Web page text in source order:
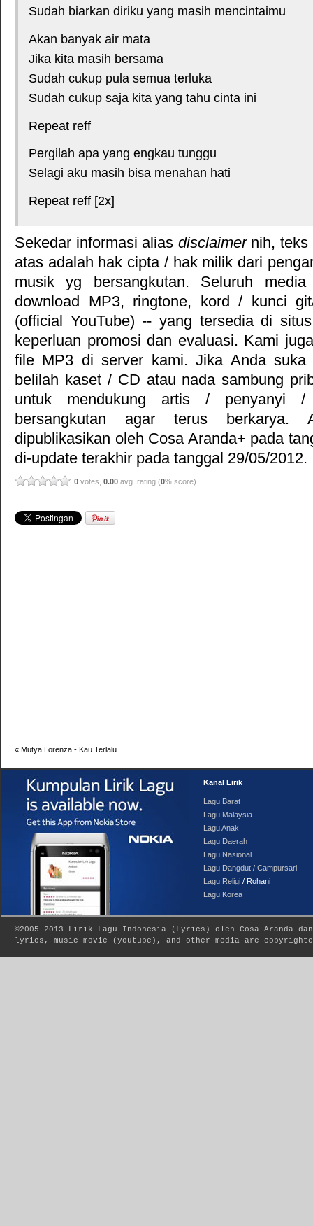
Sudah biarkan diriku yang masih mencintaimu
Akan banyak air mata
Jika kita masih bersama
Sudah cukup pula semua terluka
Sudah cukup saja kita yang tahu cinta ini
Repeat reff
Pergilah apa yang engkau tunggu
Selagi aku masih bisa menahan hati
Repeat reff [2x]
Sekedar informasi alias disclaimernih, teks
atas adalah hak cipta / hak milik dari
musik yg bersangkutan. Seluruh
download MP3, ringtone, kord / kunci
(official YouTube) -- yang tersedia di
keperluan promosi dan evaluasi. Kami
file MP3 di server kami. Jika Anda
belilah kaset / CD atau nada sambung
untuk mendukung artis / penyanyi
bersangkutan agar terus berkarya.
dipublikasikan oleh Cosa Aranda+ pada
di-update terakhir pada tanggal 29/05/2012.
0 votes, 0.00 avg. rating (0% score)
« Mutya Lorenza - Kau Terlalu
Kanal Lirik
Lagu Barat
Lagu Malaysia
Lagu Anak
Lagu Daerah
Lagu Nasional
Lagu Dangdut / Campursari
Lagu Religi / Rohani
Lagu Korea
©2005-2013 Lirik Lagu Indonesia ( Lyrics ) oleh Cosa Aranda
lyrics, music movie (youtube), and other media are